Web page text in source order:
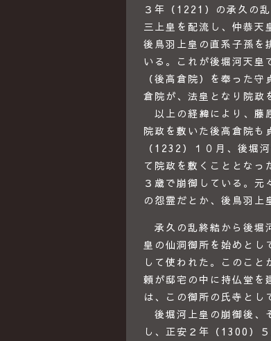
３年（1221）の承久の
三上皇を配流し、仲恭天
後鳥羽上皇の直系子孫を
いる。これが後堀河天皇
（後高倉院）を奉った
倉院が、法皇となり院政
以上の経緯により、藤
院政を敷いた後高倉院
（1232）１０月、後堀
て院政を敷くこととな
３歳で崩御している。
の怨霊だとか、後鳥羽上
承久の乱終結から後堀
皇の仙洞御所を始めとし
して使われた。このこ
頼が邸宅の中に持仏堂を
は、この御所の氏寺とし
後堀河上皇の崩御後、
し、正安２年（1300）